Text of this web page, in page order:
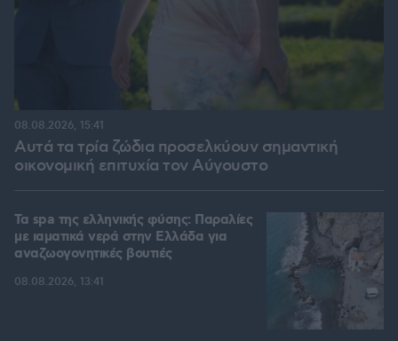
Αυτά τα τρία ζώδια προσελκύουν σημαντική
οικονομική επιτυχία τον Αύγουστο
08.08.2026, 15:41
Τα spa της ελληνικής φύσης: Παραλίες
με ιαματικά νερά στην Ελλάδα για
αναζωογονητικές βουτιές
08.08.2026, 13:41